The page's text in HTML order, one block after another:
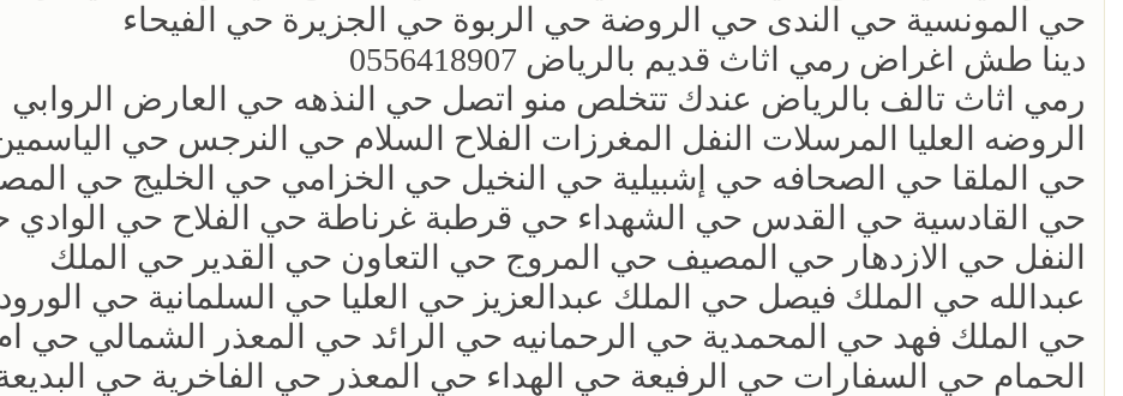
حي المونسية حي الندى حي الروضة حي الربوة حي الجزيرة حي الفيحاء
‏دينا طش اغراض رمي اثاث قديم بالرياض 0556418907
رمي اثاث تالف بالرياض عندك تتخلص منو اتصل حي النذهه حي العارض الروابي
الروضه العليا المرسلات النفل المغرزات الفلاح السلام حي النرجس حي
حي الملقا حي الصحافه حي إشبيلية حي النخيل حي الخزامي حي الخليج حي
حي القادسية حي القدس حي الشهداء حي قرطبة غرناطة حي الفلاح حي الوادي
النفل حي الازدهار حي المصيف حي المروج حي التعاون حي القدير حي الملك
عبدالله حي الملك فيصل حي الملك عبدالعزيز حي العليا حي السلمانية حي الورود
حي الملك فهد حي المحمدية حي الرحمانيه حي الرائد حي المعذر الشمالي حي
الحمام حي السفارات حي الرفيعة حي الهداء حي المعذر حي الفاخرية حي